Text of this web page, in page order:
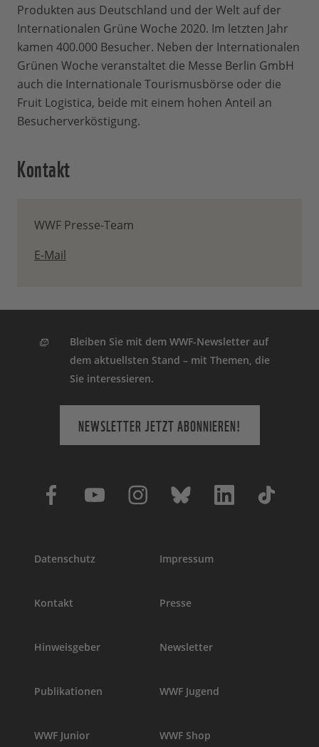
Produkten aus Deutschland und der Welt auf der
Internationalen Grüne Woche 2020. Im letzten Jahr
kamen 400.000 Besucher. Neben der Internationalen
Grünen Woche veranstaltet die Messe Berlin GmbH
auch die Internationale Tourismusbörse oder die
Fruit Logistica, beide mit einem hohen Anteil an
Besucherverköstigung.
Kontakt
WWF Presse-Team
E-Mail
Bleiben Sie mit dem WWF-Newsletter auf
dem aktuellsten Stand – mit Themen, die
Sie interessieren.
NEWSLETTER JETZT ABONNIEREN!
Datenschutz Impressum
Kontakt Presse
Hinweisgeber Newsletter
Publikationen WWF Jugend
WWF Junior WWF Shop